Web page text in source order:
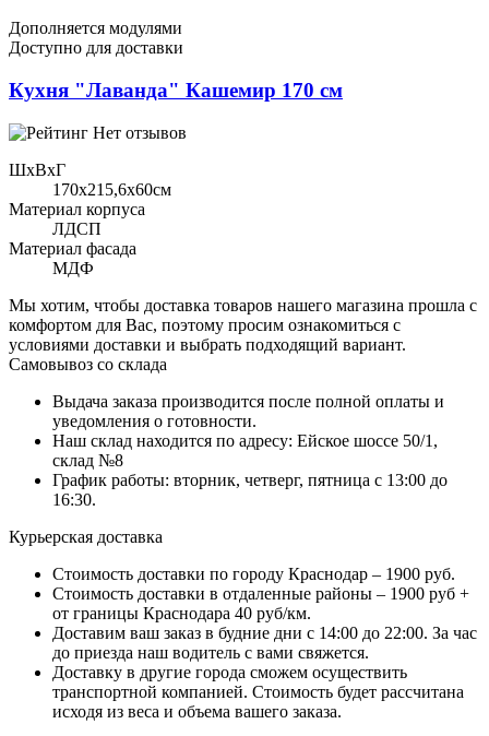
Дополняется модулями
Доступно для доставки
Кухня "Лаванда" Кашемир 170 см
Нет отзывов
ШхВхГ
170x215,6х60см
Материал корпуса
ЛДСП
Материал фасада
МДФ
Мы хотим, чтобы доставка товаров нашего магазина прошла с
комфортом для Вас, поэтому просим ознакомиться с
условиями доставки и выбрать подходящий вариант.
Самовывоз со склада
Выдача заказа производится после полной оплаты и
уведомления о готовности.
Наш склад находится по адресу: Ейское шоссе 50/1,
склад №8
График работы: вторник, четверг, пятница с 13:00 до
16:30.
Курьерская доставка
Стоимость доставки по городу Краснодар – 1900 руб.
Стоимость доставки в отдаленные районы – 1900 руб +
от границы Краснодара 40 руб/км.
Доставим ваш заказ в будние дни с 14:00 до 22:00. За час
до приезда наш водитель с вами свяжется.
Доставку в другие города сможем осуществить
транспортной компанией. Стоимость будет рассчитана
исходя из веса и объема вашего заказа.